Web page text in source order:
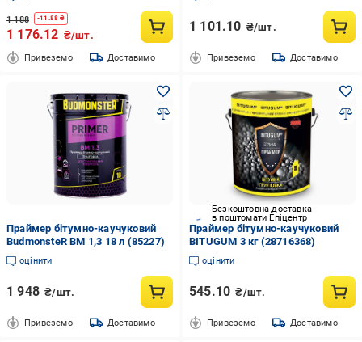
1 188 -11.88 ₴
1 176.12 ₴/шт.
Привеземо Доставимо
1 101.10 ₴/шт.
Привеземо Доставимо
Праймер бітумно-каучуковий
BudmonsteR ВМ 1,3 18 л (85227)
оцінити
1 948 ₴/шт.
Привеземо Доставимо
Безкоштовна доставка
в поштомати Епіцентр
Праймер бітумно-каучуковий
BITUGUM 3 кг (28716368)
оцінити
545.10 ₴/шт.
Привеземо Доставимо